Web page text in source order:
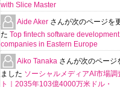
with Slice Master
Aide Aker さんが次のページを
た Top fintech software development
companies in Eastern Europe
Aiko Tanaka さんが次のページ
ました ソーシャルメディアAI市場調
ト｜2035年103億4000万米ドル・